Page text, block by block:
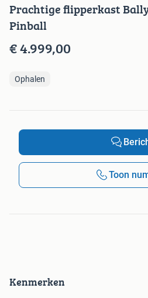
Kenmerken
Prachtige flipperkast
Pinball
€ 4.999,00
Ophalen
Toon